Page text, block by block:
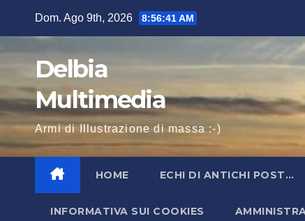
contenuto
Dom. Ago 9th, 2026 8:56:42 AM
Delbia
Multimedia
Armi di Illustrazione di massa :-)
HOME ECHI DI ANTICHI POST…
INFORMATIVA SUI COOKIES